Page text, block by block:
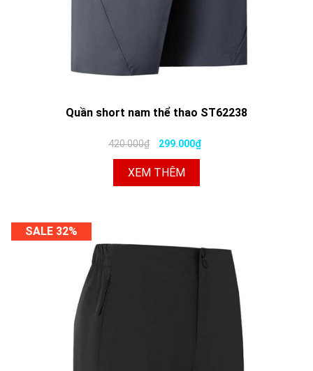
Quần short nam thể thao ST62238
420.000₫ 299.000₫
XEM THÊM
SALE 32%